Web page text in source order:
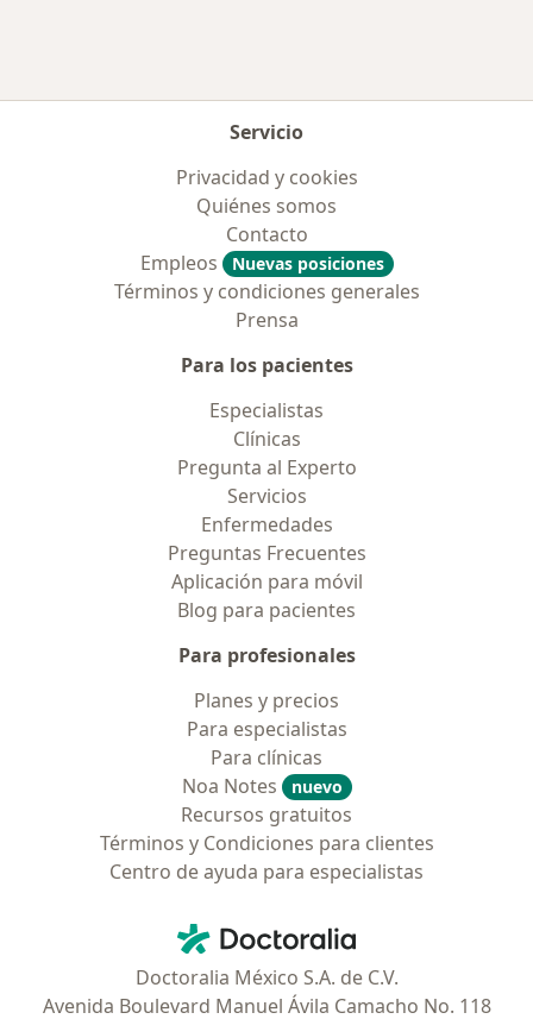
Servicio
Privacidad y cookies
Quiénes somos
Contacto
Empleos
Nuevas posiciones
Términos y condiciones generales
Prensa
Para los pacientes
Especialistas
Clínicas
Pregunta al Experto
Servicios
Enfermedades
Preguntas Frecuentes
Aplicación para móvil
Blog para pacientes
Para profesionales
Planes y precios
Para especialistas
Para clínicas
Noa Notes
nuevo
Recursos gratuitos
Términos y Condiciones para clientes
Centro de ayuda para especialistas
Doctoralia - Página de inicio
Doctoralia México S.A. de C.V.
Avenida Boulevard Manuel Ávila Camacho No. 118